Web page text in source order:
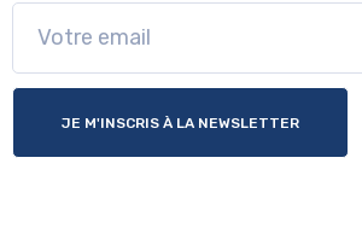
JE M'INSCRIS À LA NEWSLETTER